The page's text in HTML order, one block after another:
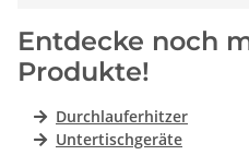
Entdecke noch
Produkte!
Durchlauferhitzer
Untertischgeräte